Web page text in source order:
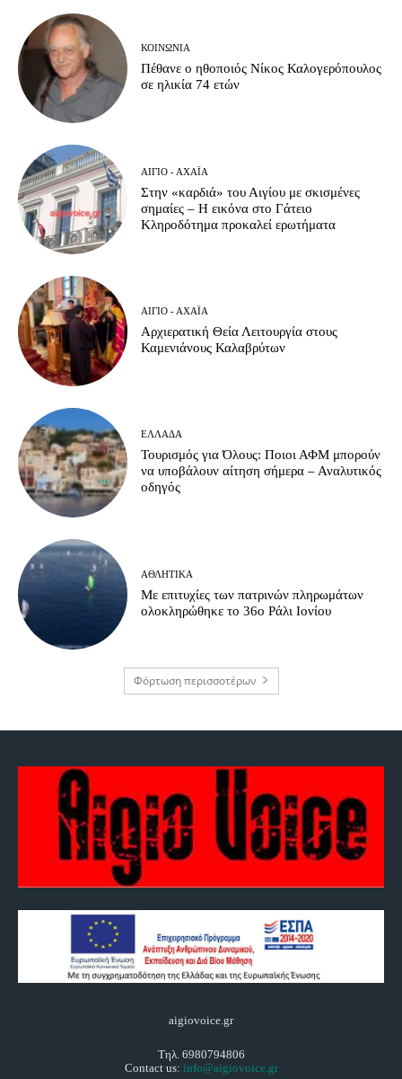
ΚΟΙΝΩΝΊΑ
Πέθανε ο ηθοποιός Νίκος Καλογερόπουλος
σε ηλικία 74 ετών
ΑΊΓΙΟ - ΑΧΑΪ́Α
Στην «καρδιά» του Αιγίου με σκισμένες
σημαίες – Η εικόνα στο Γάτειο
Κληροδότημα προκαλεί ερωτήματα
ΑΊΓΙΟ - ΑΧΑΪ́Α
Αρχιερατική Θεία Λειτουργία στους
Καμενιάνους Καλαβρύτων
ΕΛΛΆΔΑ
Τουρισμός για Όλους: Ποιοι ΑΦΜ μπορούν
να υποβάλουν αίτηση σήμερα – Αναλυτικός
οδηγός
ΑΘΛΗΤΙΚΆ
Με επιτυχίες των πατρινών πληρωμάτων
ολοκληρώθηκε το 36ο Ράλι Ιονίου
Φόρτωση περισσοτέρων
aigiovoice.gr
Τηλ. 6980794806
Contact us: info@aigiovoice.gr